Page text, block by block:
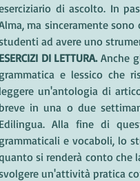
di ascolto. In
ma sinceramente
ad avere uno
ESERCIZI DI LETTURA. Anche
grammatica e lessico che
leggere un'antologia di
breve in una o due
Edilingua. Alla fine di
grammaticali e vocaboli, lo
si renderà conto che
un'attività pratica